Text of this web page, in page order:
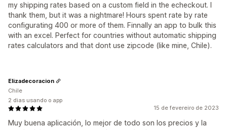
my shipping rates based on a custom field in the echeckout. I
thank them, but it was a nightmare! Hours spent rate by rate
configurating 400 or more of them. Finnally an app to bulk this
with an excel. Perfect for countries without automatic shipping
rates calculators and that dont use zipcode (like mine, Chile).
15 de fevereiro de 2023
Muy buena aplicación, lo mejor de todo son los precios y la
Elizadecoracion
Chile
2 dias usando o app